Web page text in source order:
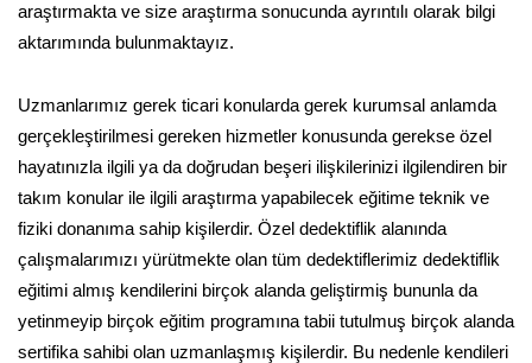
araştırmakta ve size araştırma sonucunda ayrıntılı olarak bilgi
aktarımında bulunmaktayız.
Uzmanlarımız gerek ticari konularda gerek kurumsal anlamda
gerçekleştirilmesi gereken hizmetler konusunda gerekse özel
hayatınızla ilgili ya da doğrudan beşeri ilişkilerinizi ilgilendiren bir
takım konular ile ilgili araştırma yapabilecek eğitime teknik ve
fiziki donanıma sahip kişilerdir. Özel dedektiflik alanında
çalışmalarımızı yürütmekte olan tüm dedektiflerimiz dedektiflik
eğitimi almış kendilerini birçok alanda geliştirmiş bununla da
yetinmeyip birçok eğitim programına tabii tutulmuş birçok alanda
sertifika sahibi olan uzmanlaşmış kişilerdir. Bu nedenle kendileri